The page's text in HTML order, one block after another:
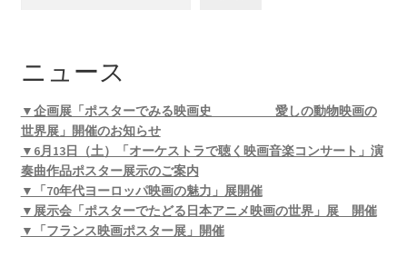
ニュース
▼企画展「ポスターでみる映画史 愛しの動物映画の
世界展」開催のお知らせ
▼6月13日（土）「オーケストラで聴く映画音楽コンサート」演
奏曲作品ポスター展示のご案内
▼「70年代ヨーロッパ映画の魅力」展開催
▼展示会「ポスターでたどる日本アニメ映画の世界」展 開催
▼「フランス映画ポスター展」開催